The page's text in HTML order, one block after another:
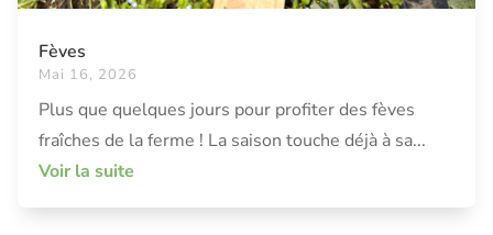
Fèves
Mai 16, 2026
Plus que quelques jours pour profiter des fèves
fraîches de la ferme ! La saison touche déjà à sa...
Voir la suite